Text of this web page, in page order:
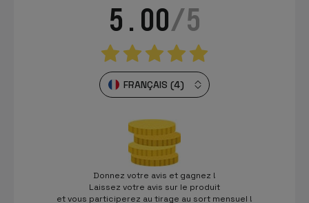
5.00/5
FRANÇAIS (4)
Donnez votre avis et gagnez !
Laissez votre avis sur le produit
et vous participerez au tirage au sort mensuel !